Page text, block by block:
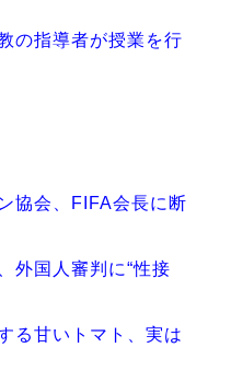
の指導者が授業を行
協会、FIFA会長に断
外国人審判に“性接
る甘いトマト、実は